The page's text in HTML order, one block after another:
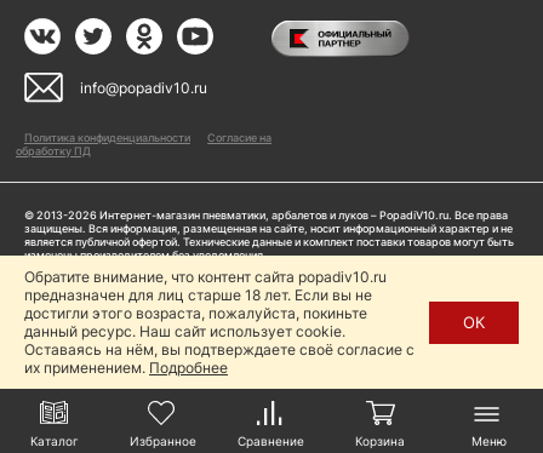
info@popadiv10.ru
Политика конфиденциальности
Согласие на
обработку ПД
© 2013-2026 Интернет-магазин пневматики, арбалетов и луков – PopadiV10.ru. Все права
защищены. Вся информация, размещенная на сайте, носит информационный характер и не
является публичной офертой. Технические данные и комплект поставки товаров могут быть
изменены производителем без уведомления
Пользуясь сайтом Popadiv10.ru, пользователь автоматически соглашается с условиями,
прописанными в
Политике конфиденциальности
Копирование любой информации (тексты, фото, видео и др.) с сайта Popadiv10 запрещено,
за исключением наличия письменного согласия администрации сайта Popadiv10.
Каталог Избранное Сравнение Корзина Меню
Обратите внимание, что контент сайта popadiv10.ru
предназначен для лиц старше 18 лет. Если вы не
достигли этого возраста, пожалуйста, покиньте
данный ресурс. Наш сайт использует cookie.
Оставаясь на нём, вы подтверждаете своё согласие с
их применением. Подробнее
ОК